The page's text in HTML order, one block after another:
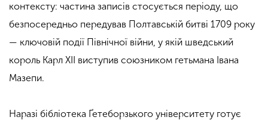
контексту: частина записів стосується періоду, що
безпосередньо передував Полтавській битві 1709 року
— ключовій події Північної війни, у якій шведський
король Карл XII виступив союзником гетьмана Івана
Мазепи.
Наразі бібліотека Ґетеборзького університету готує